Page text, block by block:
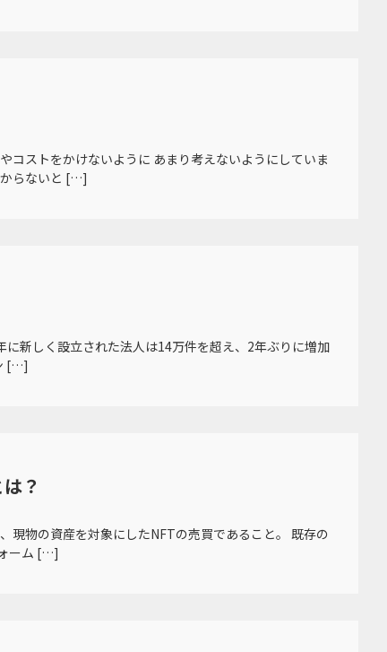
コストをかけないように あまり考えないようにしていま
からないと […]
新しく設立された法人は14万件を超え、2年ぶりに増加
[…]
？
現物の資産を対象にしたNFTの売買であること。 既存の
ーム […]